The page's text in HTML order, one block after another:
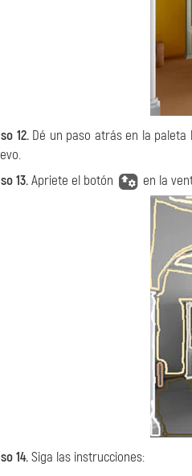
12.Dé un paso atrás en la paleta
13.Apriete el botón en la
14.Siga las instrucciones: